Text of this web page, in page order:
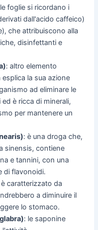
foglie si ricordano i
dall'acido caffeico)
che attribuiscono alla
disinfettanti e
: altro elemento
la sua azione
ad eliminare le
è ricca di minerali,
per mantenere un
: è una droga che,
sinensis, contiene
e tannini, con una
di flavonoidi.
è caratterizzato da
a diminuire il
lo stomaco.
: le saponine